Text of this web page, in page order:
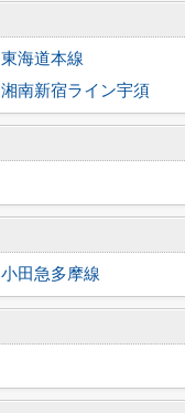
東海道本線
湘南新宿ライン宇須
小田急多摩線